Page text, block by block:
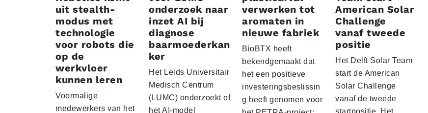
uit stealth-
modus met
technologie
voor robots die
op de
werkvloer
kunnen leren
Voormalige
medewerkers van het
onderzoek naar
inzet AI bij
diagnose
baarmoederkan
ker
Het Leids Universitair
Medisch Centrum
(LUMC) onderzoekt of
het AI-model
verwerken tot
aromaten in
nieuwe fabriek
BioBTX heeft
bekendgemaakt dat
het een positieve
investeringsbeslissin
g heeft genomen voor
American Solar
Challenge
vanaf tweede
positie
Het Delft Solar Team
start de American
Solar Challenge
vanaf de tweede